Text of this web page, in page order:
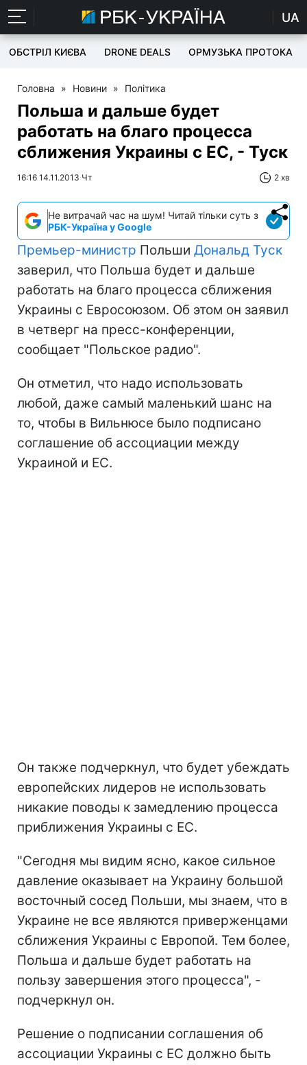
UA
ОБСТРІЛ КИЄВА DRONE DEALS ОРМУЗЬКА ПРОТОКА
Головна » Новини » Політика
Польша и дальше будет
работать на благо процесса
сближения Украины с ЕС, - Туск
16:16 14.11.2013 Чт 2 хв
Не витрачай час на шум! Читай тільки суть з
РБК-Україна у Google
Премьер-министр Польши Дональд Туск
заверил, что Польша будет и дальше
работать на благо процесса сближения
Украины с Евросоюзом. Об этом он заявил
в четверг на пресс-конференции,
сообщает "Польское радио".
Он отметил, что надо использовать
любой, даже самый маленький шанс на
то, чтобы в Вильнюсе было подписано
соглашение об ассоциации между
Украиной и ЕС.
Он также подчеркнул, что будет убеждать
европейских лидеров не использовать
никакие поводы к замедлению процесса
приближения Украины с ЕС.
"Сегодня мы видим ясно, какое сильное
давление оказывает на Украину большой
восточный сосед Польши, мы знаем, что в
Украине не все являются приверженцами
сближения Украины с Европой. Тем более,
Польша и дальше будет работать на
пользу завершения этого процесса", -
подчеркнул он.
Решение о подписании соглашения об
ассоциации Украины с ЕС должно быть